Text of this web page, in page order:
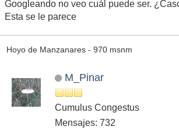
Googleando no veo cuál puede ser.
Esta se le parece
Hoyo de Manzanares - 970 msnm
M_Pinar
Cumulus Congestus
Mensajes: 732